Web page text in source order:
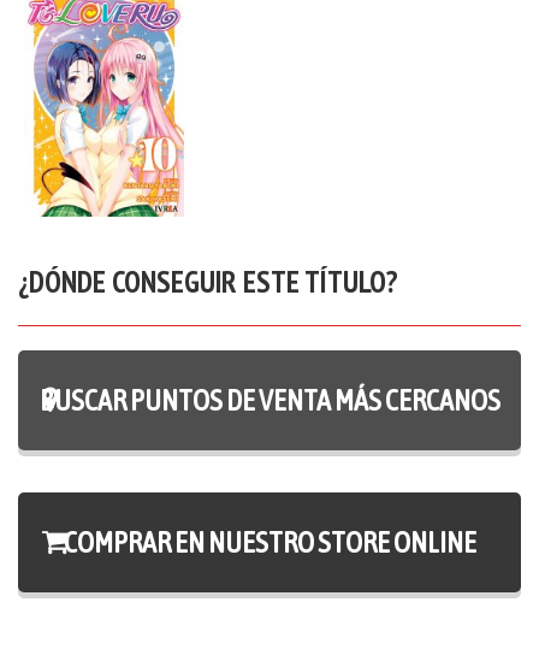
¿DÓNDE CONSEGUIR ESTE TÍTULO?
BUSCAR PUNTOS DE VENTA MÁS CERCANOS
COMPRAR EN NUESTRO STORE ONLINE